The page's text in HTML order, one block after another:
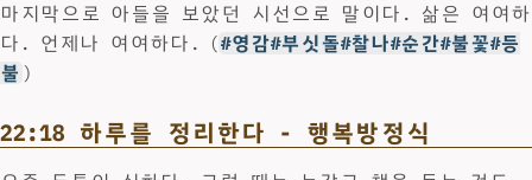
마지막으로 아들을 보았던 시선으로 말이다. 삶은 여여하
다. 언제나 여여하다. (#영감#부싯돌#찰나#순간#불꽃#등
불 )
22:18 하루를 정리한다 - 행복방정식